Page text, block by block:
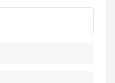
ilişkinAydınlatma
verilerimin belirtilen
ediyorum.